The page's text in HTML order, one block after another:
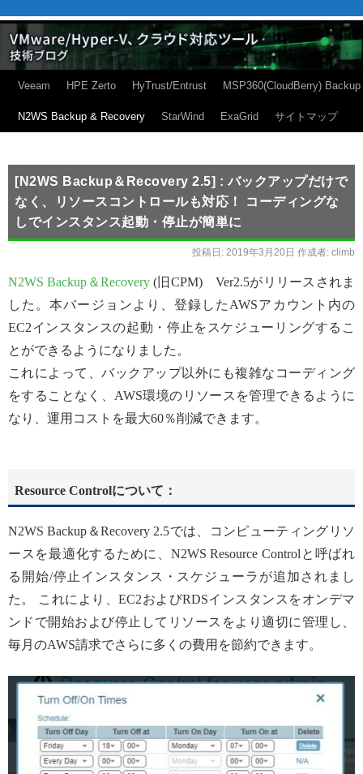
Veeam HPE Zerto HyTrust/Entrust MSP360(CloudBerry) Backup
N2WS Backup & Recovery StarWind ExaGrid サイトマップ
[N2WS Backup＆Recovery 2.5] : バックアップだけで
なく、リソースコントロールも対応！ コーディングな
しでインスタンス起動・停止が簡単に
投稿日: 2019年3月20日 作成者: climb
N2WS Backup＆Recovery(旧CPM) Ver2.5がリリースされま
した。本バージョンより、登録したAWSアカウント内の
EC2インスタンスの起動・停止をスケジューリングするこ
とができるようになりました。
これによって、バックアップ以外にも複雑なコーディング
をすることなく、AWS環境のリソースを管理できるように
なり、運用コストを最大60％削減できます。
Resource Controlについて：
N2WS Backup＆Recovery 2.5では、コンピューティングリソ
ースを最適化するために、N2WS Resource Controlと呼ばれ
る開始/停止インスタンス・スケジューラが追加されまし
た。 これにより、EC2およびRDSインスタンスをオンデマ
ンドで開始および停止してリソースをより適切に管理し、
毎月のAWS請求でさらに多くの費用を節約できます。